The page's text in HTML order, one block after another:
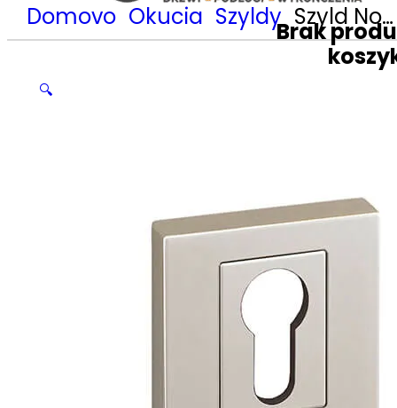
Brak
Domovo Okucia Szyldy Szyld Nomet do wkładki nikiel mat T-003-121.G5
🔍